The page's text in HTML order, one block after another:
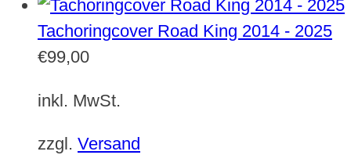
Tachoringcover Road King 2014 - 2025
€99,00
inkl. MwSt.
zzgl. Versand